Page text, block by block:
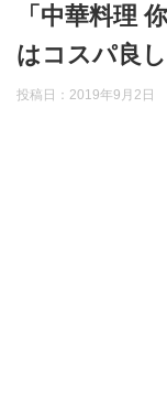
「中華料理
はコスパ良し
投稿日： 2019年9月2日